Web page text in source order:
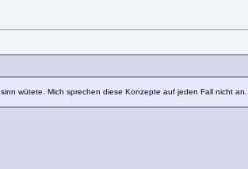
wütete. Mich sprechen diese Konzepte auf jeden Fall nicht an.